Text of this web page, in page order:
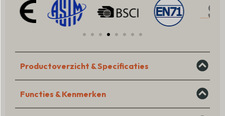
Bloomers
Productoverzicht & Specificaties
Functies & Kenmerken